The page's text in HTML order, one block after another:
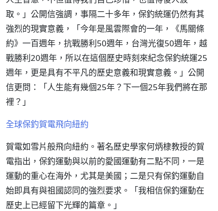
取。」公開信強調，事隔二十多年，保釣統運仍然有其
強烈的現實意義，「今年是風雲際會的一年，《馬關條
約》一百週年，抗戰勝利50週年，台灣光復50週年，越
戰勝利20週年，所以在這個歷史時刻來紀念保釣統運25
週年，更是具有不平凡的歷史意義和現實意義。」公開
信更問：「人生能有幾個25年？下一個25年我們將在那
裡？」
全球保釣賀電飛向紐約
賀電如雪片般飛向紐約。著名歷史學家何炳棣教授的賀
電指出，保釣運動與以前的愛國運動有二點不同，一是
運動的重心在海外，尤其是美國；二是只有保釣運動自
始即具有與祖國認同的強烈要求。「我相信保釣運動在
歷史上已經留下光輝的篇章。」